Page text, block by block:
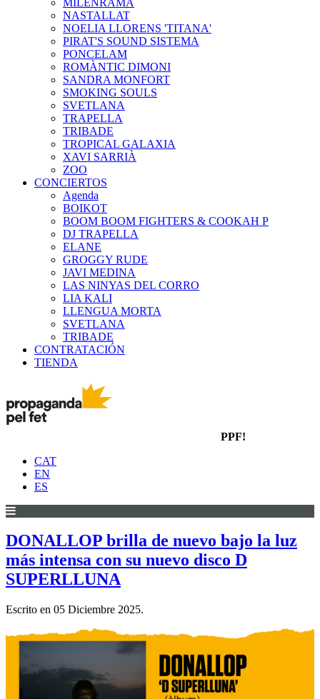
MILENRAMA
NASTALLAT
NOELIA LLORENS 'TITANA'
PIRAT'S SOUND SISTEMA
PONCELAM
ROMÀNTIC DIMONI
SANDRA MONFORT
SMOKING SOULS
SVETLANA
TRAPELLA
TRIBADE
TROPICAL GALAXIA
XAVI SARRIÀ
ZOO
CONCIERTOS
Agenda
BOIKOT
BOOM BOOM FIGHTERS & COOKAH P
DJ TRAPELLA
ELANE
GROGGY RUDE
JAVI MEDINA
LAS NINYAS DEL CORRO
LIA KALI
LLENGUA MORTA
SVETLANA
TRIBADE
CONTRATACIÓN
TIENDA
PPF!
CAT
EN
ES
DONALLOP brilla de nuevo bajo la luz
más intensa con su nuevo disco D
SUPERLLUNA
Escrito en 05 Diciembre 2025.